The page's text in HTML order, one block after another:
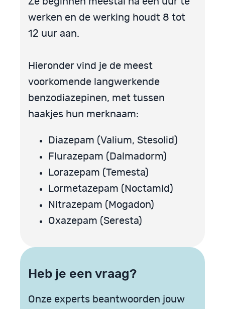
werken en de werking houdt 8 tot
12 uur aan.
Hieronder vind je de meest
voorkomende langwerkende
benzodiazepinen, met tussen
haakjes hun merknaam:
Diazepam (Valium, Stesolid)
Flurazepam (Dalmadorm)
Lorazepam (Temesta)
Lormetazepam (Noctamid)
Nitrazepam (Mogadon)
Oxazepam (Seresta)
Heb je een vraag?
Onze experts beantwoorden jouw